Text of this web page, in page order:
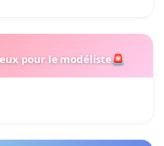
pour le modéliste🚨